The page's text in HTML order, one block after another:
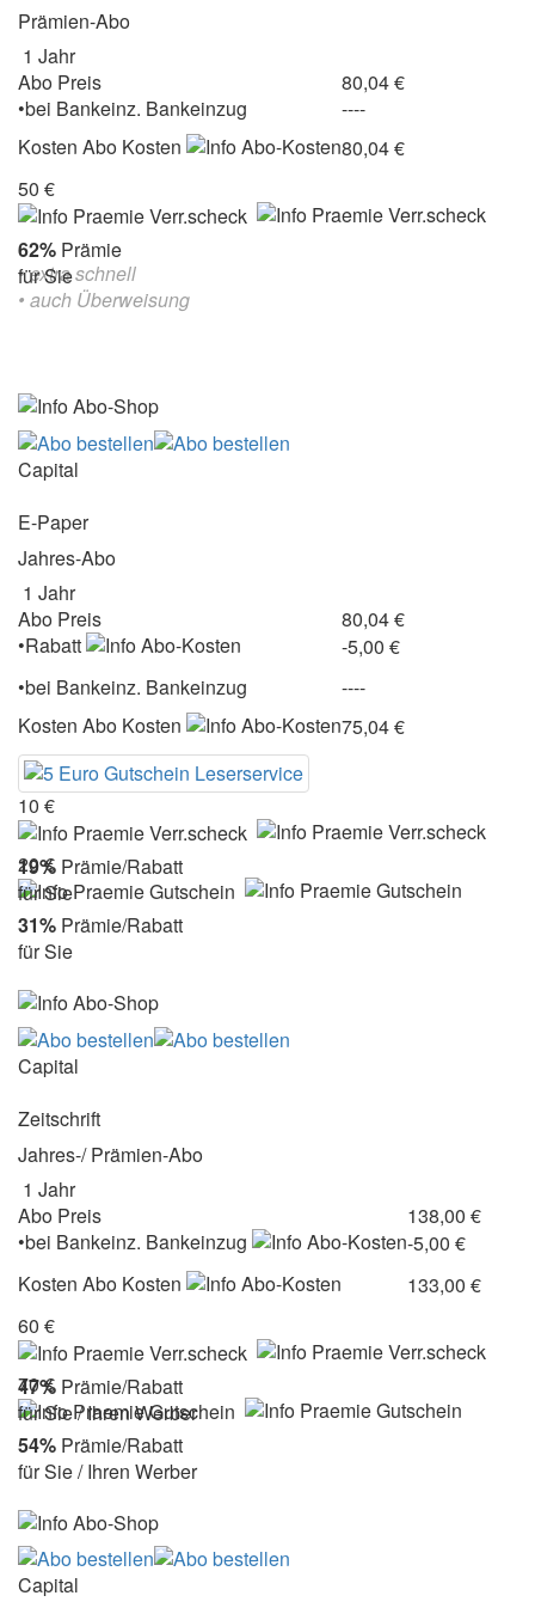
Prämien-Abo
1 Jahr
Abo Preis
80,04 €
•bei Bankeinz. Bankeinzug
----
Kosten Abo Kosten
80,04 €
50 €
62% Prämie
für Sie
• extra schnell
• auch Überweisung
Capital
E-Paper
Jahres-Abo
1 Jahr
Abo Preis
80,04 €
•Rabatt
-5,00 €
•bei Bankeinz. Bankeinzug
----
Kosten Abo Kosten 75,04 €
10 €
19% Prämie/Rabatt
für Sie
20 €
31% Prämie/Rabatt
für Sie
Capital
Zeitschrift
Jahres-/ Prämien-Abo
1 Jahr
Abo Preis
138,00 €
•bei Bankeinz. Bankeinzug
-5,00 €
Kosten Abo Kosten
133,00 €
60 €
47% Prämie/Rabatt
für Sie / Ihren Werber
70 €
54% Prämie/Rabatt
für Sie / Ihren Werber
Capital